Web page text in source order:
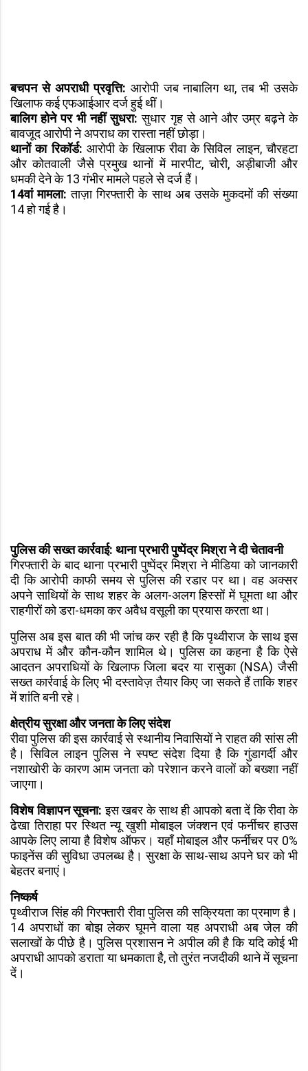
बचपन से अपराधी प्रवृत्ति: आरोपी जब नाबालिग था, तब भी उसके
खिलाफ कई एफआईआर दर्ज हुई थीं।
बालिग होने पर भी नहीं सुधरा:सुधार गृह से आने और उम्र बढ़ने के
बावजूद आरोपी ने अपराध का रास्ता नहीं छोड़ा।
थानों का रिकॉर्ड: आरोपी के खिलाफ रीवा के सिविल लाइन, चौरहटा
और कोतवाली जैसे प्रमुख थानों में मारपीट, चोरी, अड़ीबाजी और
धमकी देने के 13 गंभीर मामले पहले से दर्ज हैं।
14वां मामला: ताज़ा गिरफ्तारी के साथ अब उसके मुकदमों की संख्या
14 हो गई है।
पुलिस की सख्त कार्रवाई: थाना प्रभारी पुष्पेंद्र मिश्रा ने दी चेतावनी
गिरफ्तारी के बाद थाना प्रभारी पुष्पेंद्र मिश्रा ने मीडिया को जानकारी
दी कि आरोपी काफी समय से पुलिस की रडार पर था। वह अक्सर
अपने साथियों के साथ शहर के अलग-अलग हिस्सों में घूमता था और
राहगीरों को डरा-धमका कर अवैध वसूली का प्रयास करता था।
पुलिस अब इस बात की भी जांच कर रही है कि पृथ्वीराज के साथ इस
अपराध में और कौन-कौन शामिल थे। पुलिस का कहना है कि ऐसे
आदतन अपराधियों के खिलाफ जिला बदर या रासुका (NSA) जैसी
सख्त कार्रवाई के लिए भी दस्तावेज़ तैयार किए जा सकते हैं ताकि शहर
में शांति बनी रहे।
क्षेत्रीय सुरक्षा और जनता के लिए संदेश
रीवा पुलिस की इस कार्रवाई से स्थानीय निवासियों ने राहत की सांस ली
है। सिविल लाइन पुलिस ने स्पष्ट संदेश दिया है कि गुंडागर्दी और
नशाखोरी के कारण आम जनता को परेशान करने वालों को बख्शा नहीं
जाएगा।
विशेष विज्ञापन सूचना: इस खबर के साथ ही आपको बता दें कि रीवा के
ढेखा तिराहा पर स्थित न्यू खुशी मोबाइल जंक्शन एवं फर्नीचर हाउस
आपके लिए लाया है विशेष ऑफर। यहाँ मोबाइल और फर्नीचर पर 0%
फाइनेंस की सुविधा उपलब्ध है। सुरक्षा के साथ-साथ अपने घर को भी
बेहतर बनाएं।
निष्कर्ष
पृथ्वीराज सिंह की गिरफ्तारी रीवा पुलिस की सक्रियता का प्रमाण है।
14 अपराधों का बोझ लेकर घूमने वाला यह अपराधी अब जेल की
सलाखों के पीछे है। पुलिस प्रशासन ने अपील की है कि यदि कोई भी
अपराधी आपको डराता या धमकाता है, तो तुरंत नजदीकी थाने में सूचना
दें।